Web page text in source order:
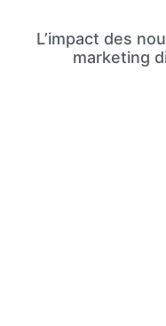
L’impact des
marketing